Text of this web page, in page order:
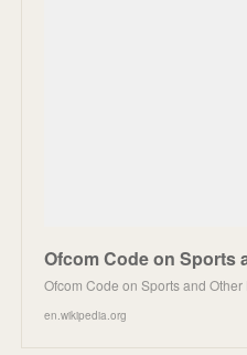
Ofcom Code on Sports and
en.wikipedia.org